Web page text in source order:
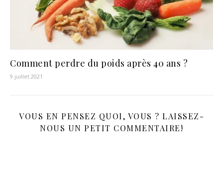
Comment perdre du poids après 40 ans ?
9 juillet 2021
VOUS EN PENSEZ QUOI, VOUS ? LAISSEZ-
NOUS UN PETIT COMMENTAIRE!